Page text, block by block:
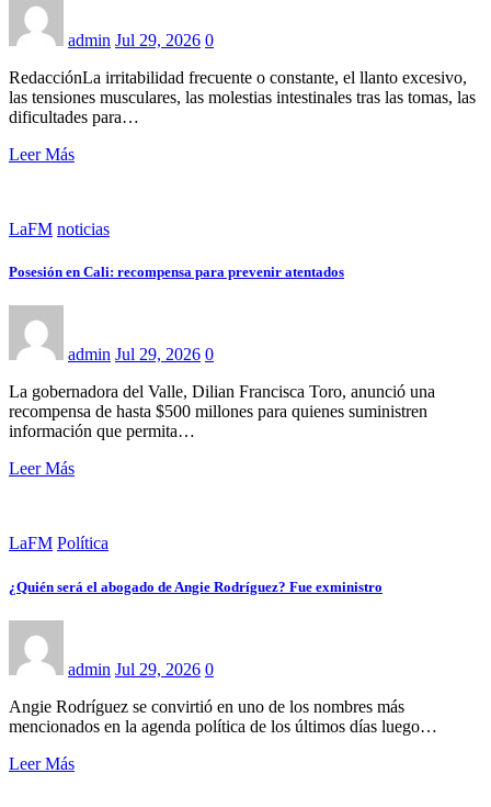
admin Jul 29, 2026 0
RedacciónLa irritabilidad frecuente o constante, el llanto excesivo,
las tensiones musculares, las molestias intestinales tras las tomas, las
dificultades para…
Leer Más
LaFM noticias
Posesión en Cali: recompensa para prevenir atentados
admin Jul 29, 2026 0
La gobernadora del Valle, Dilian Francisca Toro, anunció una
recompensa de hasta $500 millones para quienes suministren
información que permita…
Leer Más
LaFM Política
¿Quién será el abogado de Angie Rodríguez? Fue exministro
admin Jul 29, 2026 0
Angie Rodríguez se convirtió en uno de los nombres más
mencionados en la agenda política de los últimos días luego…
Leer Más